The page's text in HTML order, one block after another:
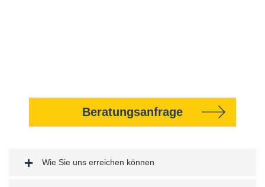
Beratungsanfrage
Wie Sie uns erreichen können